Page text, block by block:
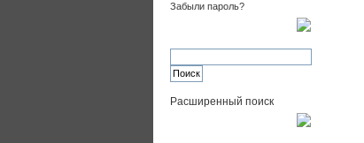
Забыли пароль?
Расширенный поиск